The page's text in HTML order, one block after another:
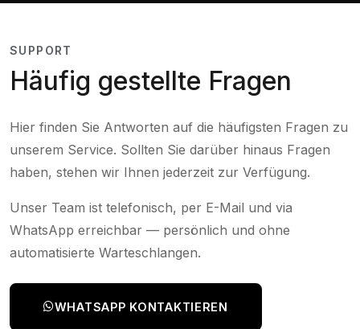
SUPPORT
Häufig gestellte Fragen
Hier finden Sie Antworten auf die häufigsten Fragen zu
unserem Service. Sollten Sie darüber hinaus Fragen
haben, stehen wir Ihnen jederzeit zur Verfügung.
Unser Team ist telefonisch, per E-Mail und via
WhatsApp erreichbar — persönlich und ohne
automatisierte Warteschlangen.
WHATSAPP KONTAKTIEREN